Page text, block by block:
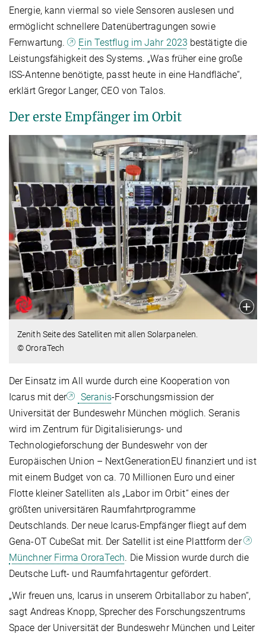
Energie, kann viermal so viele Sensoren auslesen und
ermöglicht schnellere Datenübertragungen sowie
Fernwartung.
Ein Testflug im Jahr 2023 bestätigte die
Leistungsfähigkeit des Systems. „Was früher eine große
ISS-Antenne benötigte, passt heute in eine Handfläche“,
erklärt Gregor Langer, CEO von Talos.
Der erste Empfänger im Orbit
Zenith Seite des Satelliten mit allen Solarpanelen.
© OroraTech
Der Einsatz im All wurde durch eine Kooperation von
Icarus mit der
Seranis-Forschungsmission der
Universität der Bundeswehr München möglich. Seranis
wird im Zentrum für Digitalisierungs- und
Technologieforschung der Bundeswehr von der
Europäischen Union – NextGenerationEU finanziert und ist
mit einem Budget von ca. 70 Millionen Euro und einer
Flotte kleiner Satelliten als „Labor im Orbit“ eines der
größten universitären Raumfahrtprogramme
Deutschlands. Der neue Icarus-Empfänger fliegt auf dem
Gena-OT CubeSat mit. Der Satellit ist eine Plattform der
Münchner Firma OroraTech. Die Mission wurde durch die
Deutsche Luft- und Raumfahrtagentur gefördert.
„Wir freuen uns, Icarus in unserem Orbitallabor zu haben“,
sagt Andreas Knopp, Sprecher des Forschungszentrums
Space der Universität der Bundeswehr München und Leiter